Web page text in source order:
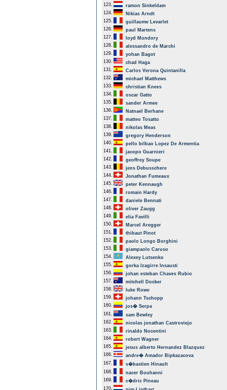
123.
ramon Sinkeldam
124.
Nikias Arndt
125.
guillaume Levarlet
126.
paul Martens
127.
loyd Mondory
128.
alessandro de Marchi
129.
yohan Bagot
130.
chad Haga
131.
Carlos Verona Quintanilla
132.
michael Matthews
133.
christian Knees
134.
oscar Gatto
135.
sander Armee
136.
Natnael Berhane
137.
matteo Tosatto
138.
nikolas Meas
139.
gregory Henderson
140.
pello bilbao Lopez De Armentia
141.
jacopo Guarnieri
142.
geoffrey Soupe
143.
jens Debusschere
144.
Jonathan Fumeaux
145.
peter Kennaugh
146.
romain Hardy
147.
daniele Bennati
148.
oliver Zaugg
149.
elia Favilli
150.
Marcel Aregger
151.
thibaut Pinot
152.
paolo Longo Borghini
153.
giampaolo Caruso
154.
Alexey Lutsenko
155.
gorka Izagirre Insausti
156.
johan esteban Chaves Rubio
157.
mitchell Docker
158.
luke Rowe
159.
johann Tschopp
160.
jos� Serpa
161.
sam Bewley
162.
nicolas jonathan Castroviejo
163.
rinaldo Nocentini
164.
robert Wagner
165.
jesus alberto Hernandez Blazquez
166.
andre� Amador Bipkazacova
167.
s�bastien Hinault
168.
nacer Bouhanni
169.
c�dric Pineau
170.